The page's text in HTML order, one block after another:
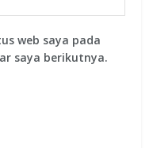
web saya pada
saya berikutnya.